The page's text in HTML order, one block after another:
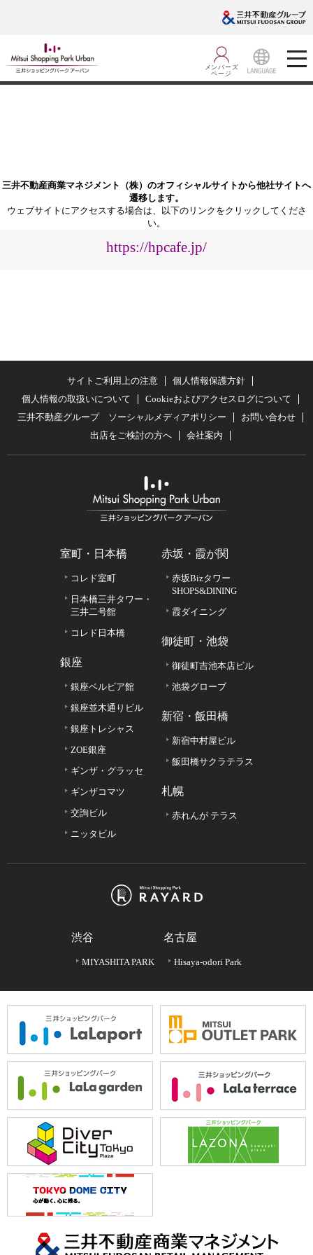
メンバーズ
ページ
三井不動産商業マネジメント（株）のオフィシャルサイトから他社サイトへ
遷移します。
ウェブサイトにアクセスする場合は、以下のリンクをクリックしてくださ
い。
https://hpcafe.jp/
サイトご利用上の注意
個人情報保護方針
個人情報の取扱いについて
Cookieおよびアクセスログについて
三井不動産グループ ソーシャルメディアポリシー
お問い合わせ
出店をご検討の方へ
会社案内
室町・日本橋
コレド室町
日本橋三井タワー・
三井二号館
コレド日本橋
銀座
銀座ベルビア館
銀座並木通りビル
銀座トレシャス
ZOE銀座
ギンザ・グラッセ
ギンザコマツ
交詢ビル
ニッタビル
赤坂・霞が関
赤坂Bizタワー
SHOPS&DINING
霞ダイニング
御徒町・池袋
御徒町吉池本店ビル
池袋グローブ
新宿・飯田橋
新宿中村屋ビル
飯田橋サクラテラス
札幌
赤れんが テラス
渋谷
MIYASHITA PARK
名古屋
Hisaya-odori Park